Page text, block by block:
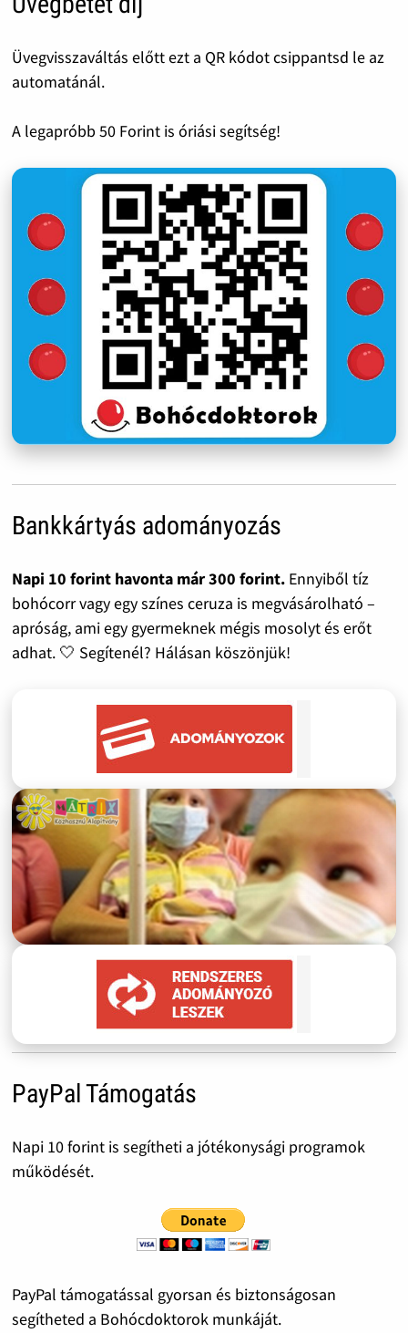
Üvegvisszaváltás előtt ezt a QR kódot csippantsd le az
automatánál.
A legapróbb 50 Forint is óriási segítség!
Bankkártyás adományozás
Napi 10 forint havonta már 300 forint.Ennyiből tíz
bohócorr vagy egy színes ceruza is megvásárolható –
apróság, ami egy gyermeknek mégis mosolyt és erőt
adhat. 🤍 Segítenél? Hálásan köszönjük!
PayPal Támogatás
Napi 10 forint is segítheti a jótékonysági programok
működését.
PayPal támogatással gyorsan és biztonságosan
segítheted a Bohócdoktorok munkáját.